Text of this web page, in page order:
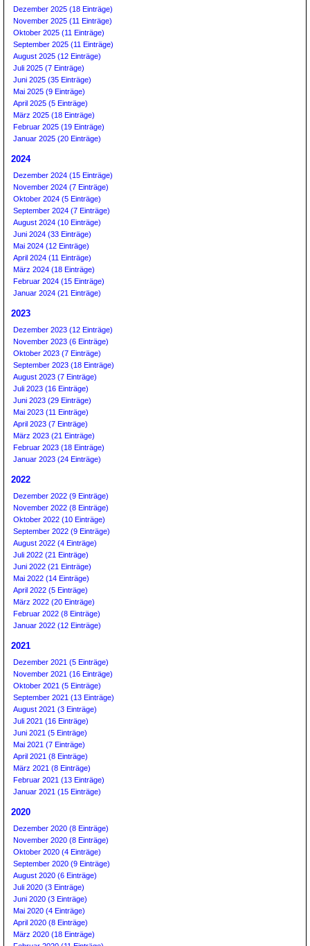
Dezember 2025 (18 Einträge)
November 2025 (11 Einträge)
Oktober 2025 (11 Einträge)
September 2025 (11 Einträge)
August 2025 (12 Einträge)
Juli 2025 (7 Einträge)
Juni 2025 (35 Einträge)
Mai 2025 (9 Einträge)
April 2025 (5 Einträge)
März 2025 (18 Einträge)
Februar 2025 (19 Einträge)
Januar 2025 (20 Einträge)
2024
Dezember 2024 (15 Einträge)
November 2024 (7 Einträge)
Oktober 2024 (5 Einträge)
September 2024 (7 Einträge)
August 2024 (10 Einträge)
Juni 2024 (33 Einträge)
Mai 2024 (12 Einträge)
April 2024 (11 Einträge)
März 2024 (18 Einträge)
Februar 2024 (15 Einträge)
Januar 2024 (21 Einträge)
2023
Dezember 2023 (12 Einträge)
November 2023 (6 Einträge)
Oktober 2023 (7 Einträge)
September 2023 (18 Einträge)
August 2023 (7 Einträge)
Juli 2023 (16 Einträge)
Juni 2023 (29 Einträge)
Mai 2023 (11 Einträge)
April 2023 (7 Einträge)
März 2023 (21 Einträge)
Februar 2023 (18 Einträge)
Januar 2023 (24 Einträge)
2022
Dezember 2022 (9 Einträge)
November 2022 (8 Einträge)
Oktober 2022 (10 Einträge)
September 2022 (9 Einträge)
August 2022 (4 Einträge)
Juli 2022 (21 Einträge)
Juni 2022 (21 Einträge)
Mai 2022 (14 Einträge)
April 2022 (5 Einträge)
März 2022 (20 Einträge)
Februar 2022 (8 Einträge)
Januar 2022 (12 Einträge)
2021
Dezember 2021 (5 Einträge)
November 2021 (16 Einträge)
Oktober 2021 (5 Einträge)
September 2021 (13 Einträge)
August 2021 (3 Einträge)
Juli 2021 (16 Einträge)
Juni 2021 (5 Einträge)
Mai 2021 (7 Einträge)
April 2021 (8 Einträge)
März 2021 (8 Einträge)
Februar 2021 (13 Einträge)
Januar 2021 (15 Einträge)
2020
Dezember 2020 (8 Einträge)
November 2020 (8 Einträge)
Oktober 2020 (4 Einträge)
September 2020 (9 Einträge)
August 2020 (6 Einträge)
Juli 2020 (3 Einträge)
Juni 2020 (3 Einträge)
Mai 2020 (4 Einträge)
April 2020 (8 Einträge)
März 2020 (18 Einträge)